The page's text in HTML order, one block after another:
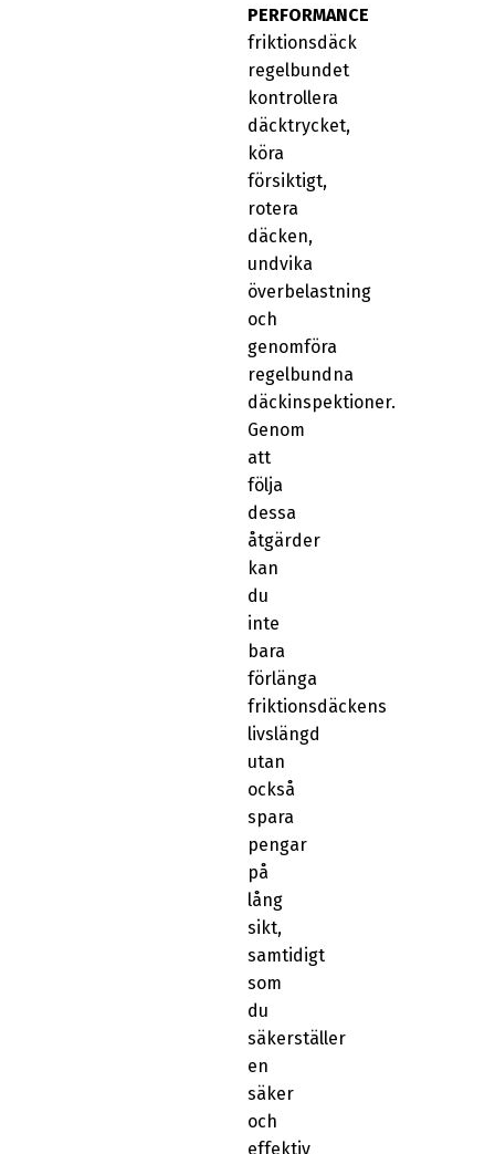
PERFORMANCE
friktionsdäck
regelbundet
kontrollera
däcktrycket,
köra
försiktigt,
rotera
däcken,
undvika
överbelastning
och
genomföra
regelbundna
däckinspektioner.
Genom
att
följa
dessa
åtgärder
kan
du
inte
bara
förlänga
friktionsdäckens
livslängd
utan
också
spara
pengar
på
lång
sikt,
samtidigt
som
du
säkerställer
en
säker
och
effektiv